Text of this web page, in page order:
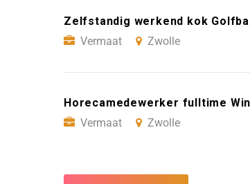
Zelfstandig werkend kok
Vermaat
Zwolle
Horecamedewerker fulltime
Vermaat
Zwolle